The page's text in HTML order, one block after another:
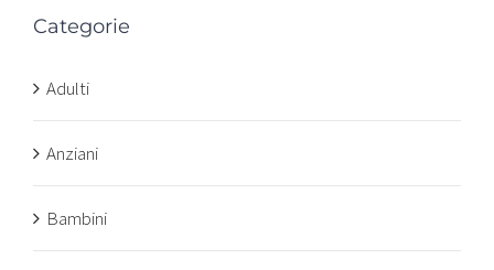
Categorie
Adulti
Anziani
Bambini